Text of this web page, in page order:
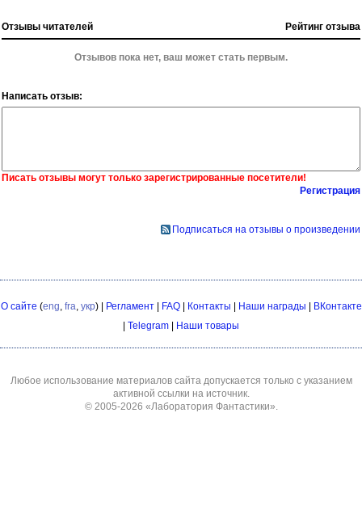
Отзывы читателей Рейтинг отзыва
Отзывов пока нет, ваш может стать первым.
Написать отзыв:
Писать отзывы могут только зарегистрированные посетители!
Регистрация
Подписаться на отзывы о произведении
О сайте (eng fra укр) | Регламент| FAQ| Контакты | Наши награды | ВКонтакте
| Telegram | Наши товары
Любое использование материалов сайта допускается только с указанием
активной ссылки на источник.
© 2005-2026 «Лаборатория Фантастики»